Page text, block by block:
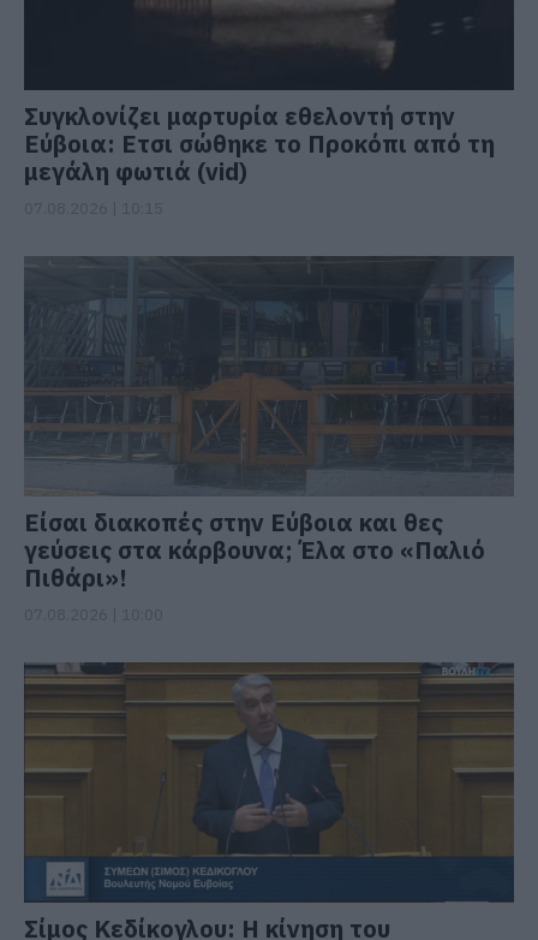
Συγκλονίζει μαρτυρία εθελοντή στην
Εύβοια: Ετσι σώθηκε το Προκόπι από τη
μεγάλη φωτιά (vid)
Είσαι διακοπές στην Εύβοια και θες
γεύσεις στα κάρβουνα; Έλα στο «Παλιό
Πιθάρι»!
Σίμος Κεδίκογλου: Η κίνηση του